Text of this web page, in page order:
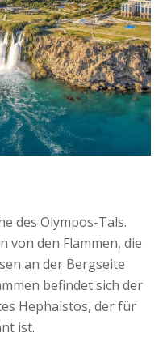
des Olympos-Tals.
von den Flammen, die
an der Bergseite
befindet sich der
Hephaistos, der für
ist.